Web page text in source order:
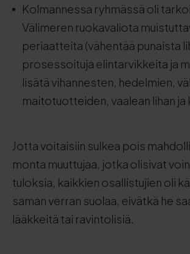
Kolmannessa ryhmässä oli
Välimeren ruokavaliota
periaatteita (vähentää punaista
prosessoituja elintarvikkeita ja
lisätä vihannesten, hedelmien,
maitotuotteiden, vaalean lihan ja
Jotta voitaisiin sulkea pois
monta muuttujaa, jotka olisivat
tuloksia, kaikkien osallistujien oli
saman verran suolaa, eivätkä he
lääkkeitä tai ravintolisiä.